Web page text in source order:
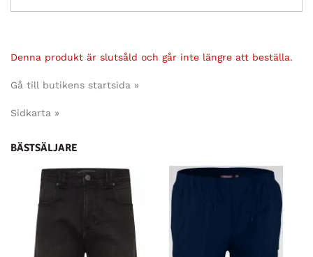
Denna produkt är slutsåld och går inte längre att beställa.
Gå till butikens startsida »
Sidkarta »
BÄSTSÄLJARE